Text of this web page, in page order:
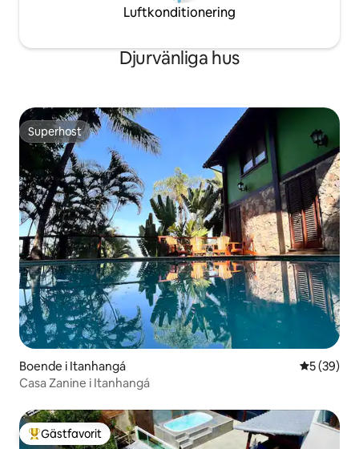
Luftkonditionering
Djurvänliga hus
Superhost
Superhost
Boende i Itanhangá 5 av 5 i
5 (39)
Casa Zanine i Itanhangá
Populär gästfavorit
Gästfavorit